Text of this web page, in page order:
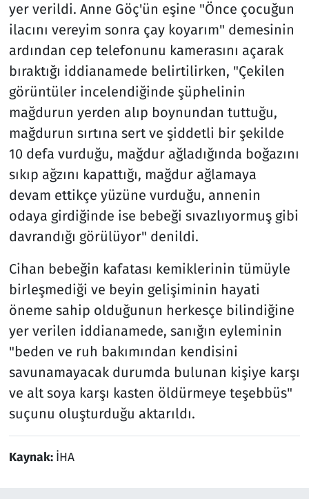
yer verildi. Anne Göç'ün eşine "Önce çocuğun
ilacını vereyim sonra çay koyarım" demesinin
ardından cep telefonunu kamerasını açarak
bıraktığı iddianamede belirtilirken, "Çekilen
görüntüler incelendiğinde şüphelinin
mağdurun yerden alıp boynundan tuttuğu,
mağdurun sırtına sert ve şiddetli bir şekilde
10 defa vurduğu, mağdur ağladığında boğazını
sıkıp ağzını kapattığı, mağdur ağlamaya
devam ettikçe yüzüne vurduğu, annenin
odaya girdiğinde ise bebeği sıvazlıyormuş gibi
davrandığı görülüyor" denildi.
Cihan bebeğin kafatası kemiklerinin tümüyle
birleşmediği ve beyin gelişiminin hayati
öneme sahip olduğunun herkesçe bilindiğine
yer verilen iddianamede, sanığın eyleminin
"beden ve ruh bakımından kendisini
savunamayacak durumda bulunan kişiye karşı
ve alt soya karşı kasten öldürmeye teşebbüs"
suçunu oluşturduğu aktarıldı.
Kaynak: İHA